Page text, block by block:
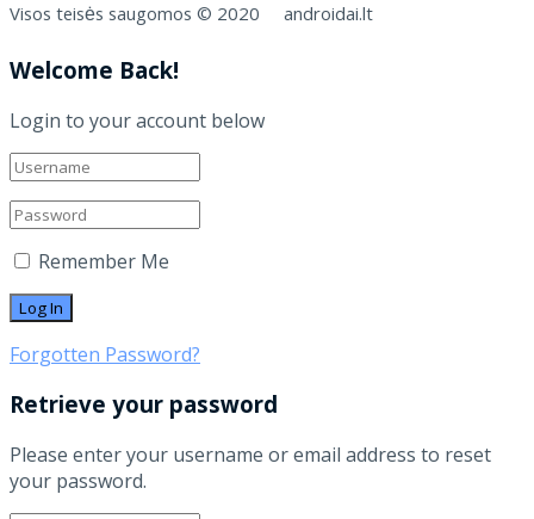
Visos teisės saugomos © 2020 androidai.lt
Welcome Back!
Login to your account below
Remember Me
Forgotten Password?
Retrieve your password
Please enter your username or email address to reset
your password.